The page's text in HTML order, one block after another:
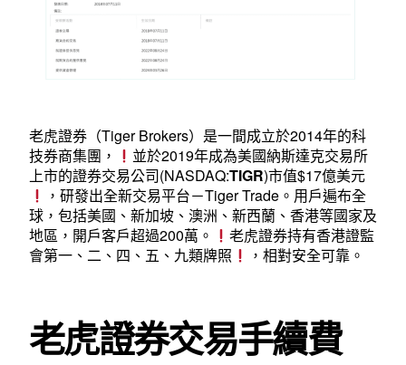
老虎證券（Tiger Brokers）是一間成立於2014年的科
技券商集團，
並於2019年成為美國納斯達克交易所
上市的證券交易公司(NASDAQ:TIGR)市值$17億美元
，研發出全新交易平台－Tiger Trade。用戶遍布全
球，包括美國、新加坡、澳洲、新西蘭、香港等國家及
地區，開戶客戶超過200萬。
老虎證券持有香港證監
會第一、二、四、五、九類牌照
，相對安全可靠。
老虎證券交易手續費